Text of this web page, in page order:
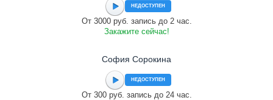
НЕДОСТУПЕН
От 3000 руб. запись до 2 час.
Закажите сейчас!
София Сорокина
НЕДОСТУПЕН
От 300 руб. запись до 24 час.